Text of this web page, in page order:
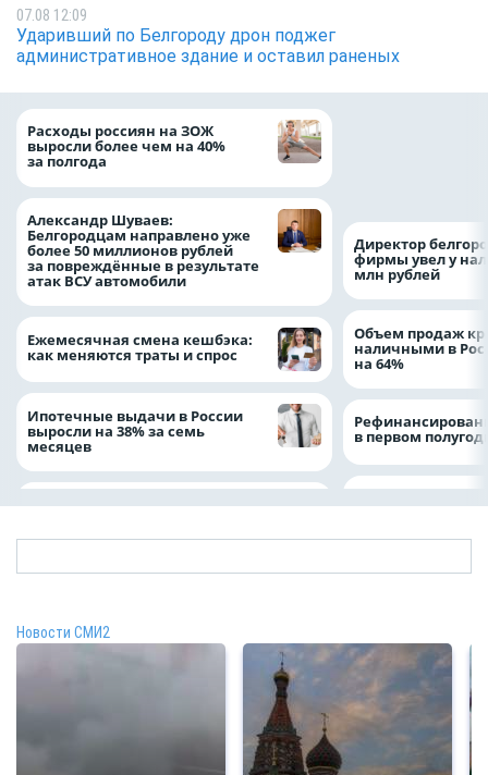
07.08 12:09
Ударивший по Белгороду дрон поджег
административное здание и оставил раненых
Расходы россиян на ЗОЖ
выросли более чем на 40%
за полгода
Александр Шуваев:
Белгородцам направлено уже
более 50 миллионов рублей
за повреждённые в результате
атак ВСУ автомобили
Ежемесячная смена кешбэка:
как меняются траты и спрос
Ипотечные выдачи в России
выросли на 38% за семь
месяцев
Директор
фирмы увел у
млн рублей
Объем продаж
наличными в
на 64%
в первом
Новости СМИ2